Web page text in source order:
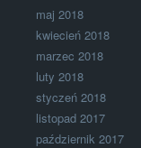
maj 2018
kwiecień 2018
marzec 2018
luty 2018
styczeń 2018
listopad 2017
październik 2017